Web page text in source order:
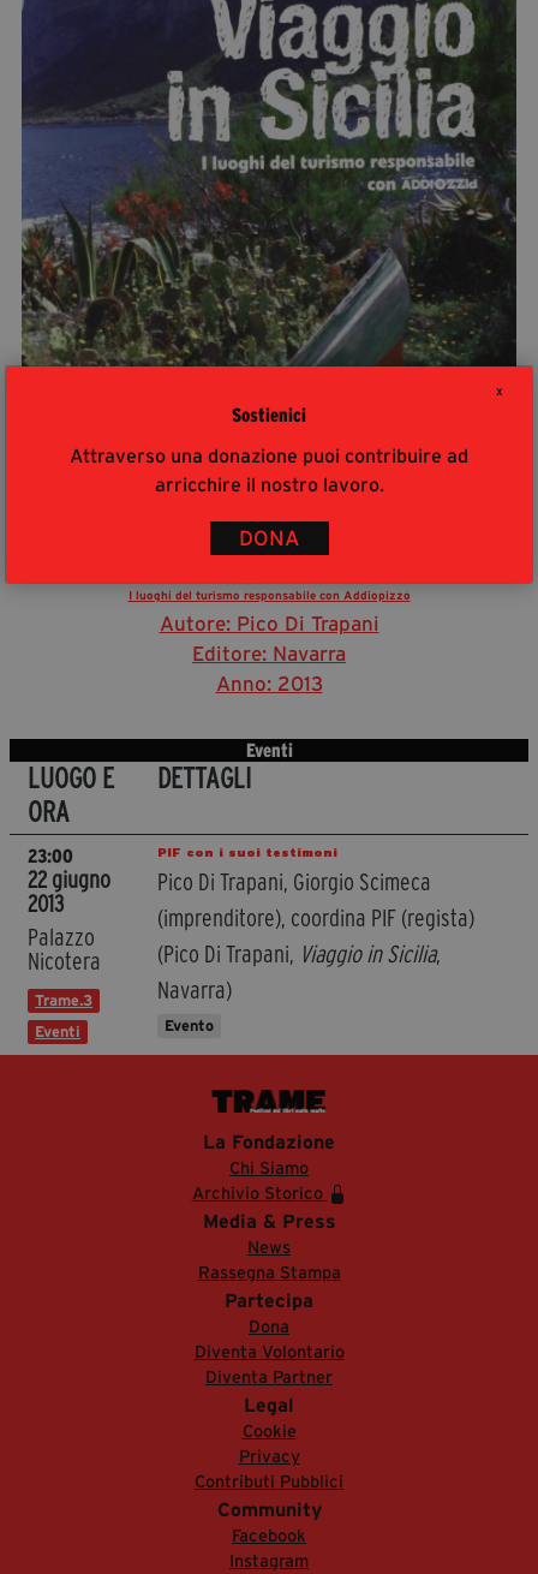
X
Sostienici
Attraverso una donazione puoi contribuire ad
arricchire il nostro lavoro.
DONA
info@tramefestival.it
+39 346 954 4078
I luoghi del turismo responsabile con Addiopizzo
Autore: Pico Di Trapani
Editore: Navarra
Anno: 2013
Eventi
LUOGO E
ORA
DETTAGLI
23:00
22 giugno
2013
Palazzo
Nicotera
Trame.3
Eventi
PIF con i suoi testimoni
Pico Di Trapani, Giorgio Scimeca
(imprenditore), coordina PIF (regista)
(Pico Di Trapani, Viaggio in Sicilia,
Navarra)
Evento
La Fondazione
Chi Siamo
Archivio Storico
Media & Press
News
Rassegna Stampa
Partecipa
Dona
Diventa Volontario
Diventa Partner
Legal
Cookie
Privacy
Contributi Pubblici
Community
Facebook
Instagram